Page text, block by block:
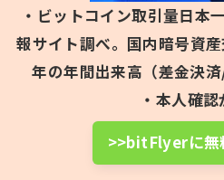
・ビットコイン取引量日
報サイト調べ。国内暗号資
年の年間出来高（差金決済
・本人確
>>bitFlyerに無